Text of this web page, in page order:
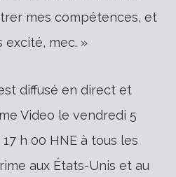
mes compétences, et
excité, mec. »
diffusé en direct et
Video le vendredi 5
h 00 HNE à tous les
aux États-Unis et au